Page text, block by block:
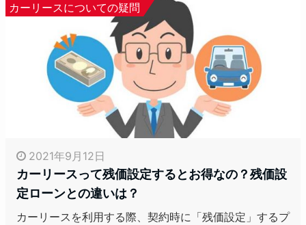
カーリースについての疑問
2021年9月12日
カーリースって残価設定するとお得なの？残価設
定ローンとの違いは？
カーリースを利用する際、契約時に「残価設定」するプ